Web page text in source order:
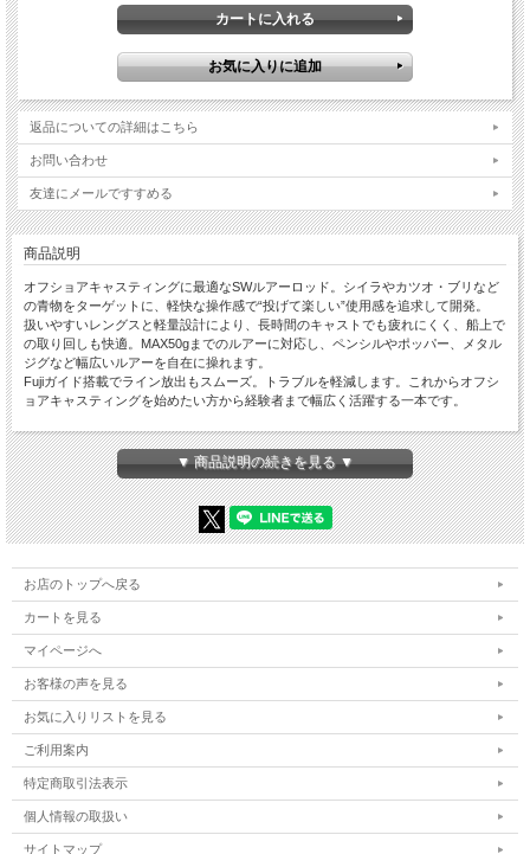
返品についての詳細はこちら
お問い合わせ
友達にメールですすめる
商品説明
オフショアキャスティングに最適なSWルアーロッド。シイラやカツオ・ブリなど
の青物をターゲットに、軽快な操作感で“投げて楽しい”使用感を追求して開発。
扱いやすいレングスと軽量設計により、長時間のキャストでも疲れにくく、船上で
の取り回しも快適。MAX50gまでのルアーに対応し、ペンシルやポッパー、メタル
ジグなど幅広いルアーを自在に操れます。
Fujiガイド搭載でライン放出もスムーズ。トラブルを軽減します。これからオフシ
ョアキャスティングを始めたい方から経験者まで幅広く活躍する一本です。
【スペック】
・全長…約222.5cm
・仕舞寸法…約114.0cm
・継数…2
・自重…約223g
・先径/元径…1.5mm/10.7mm（フロントグリップ上部）
・主なターゲット…シイラ・カツオ・青物など
※共通画像を使用しています
「社内管理番号5」
▼ 商品説明の続きを見る ▼
お店のトップへ戻る
カートを見る
マイページへ
お客様の声を見る
お気に入りリストを見る
ご利用案内
特定商取引法表示
個人情報の取扱い
サイトマップ